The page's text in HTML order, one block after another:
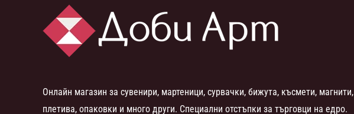
Онлайн магазин за сувенири, мартеници, сурвачки, бижута, късмети, магнити,
плетива, опаковки и много други. Специални отстъпки за търговци на едро.